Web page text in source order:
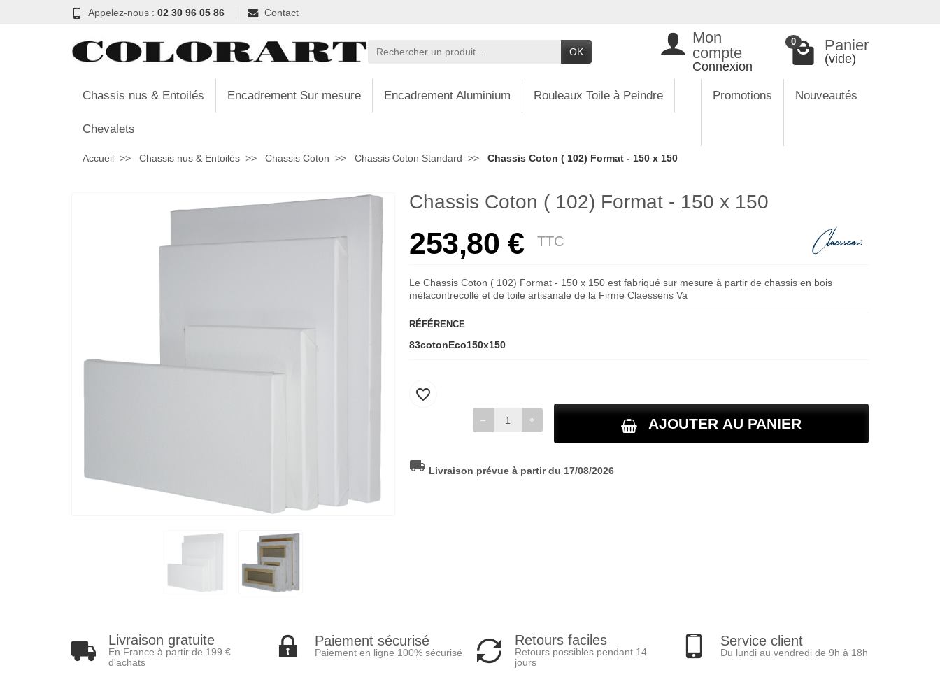
Appelez-nous : 02 30 96 05 86 Contact
OK
Mon
compte
Connexion
0 Panier
(vide)
Chassis nus & Entoilés Encadrement Sur mesure Encadrement Aluminium Rouleaux Toile à Peindre
Chevalets
Promotions Nouveautés
Accueil Chassis nus & Entoilés Chassis Coton Chassis Coton Standard Chassis Coton ( 102) Format - 150 x 150
Chassis Coton ( 102) Format - 150 x 150
253,80 € TTC
Le Chassis Coton ( 102) Format - 150 x 150 est fabriqué sur mesure à partir de chassis en bois
mélacontrecollé et de toile artisanale de la Firme Claessens Va
RÉFÉRENCE
83cotonEco150x150
AJOUTER AU PANIER
favorite_border
local_shipping Livraison prévue à partir du 17/08/2026
Livraison gratuite
En France à partir de 199 €
d'achats
Paiement sécurisé
Paiement en ligne 100% sécurisé
Retours faciles
Retours possibles pendant 14
jours
Service client
Du lundi au vendredi de 9h à 18h